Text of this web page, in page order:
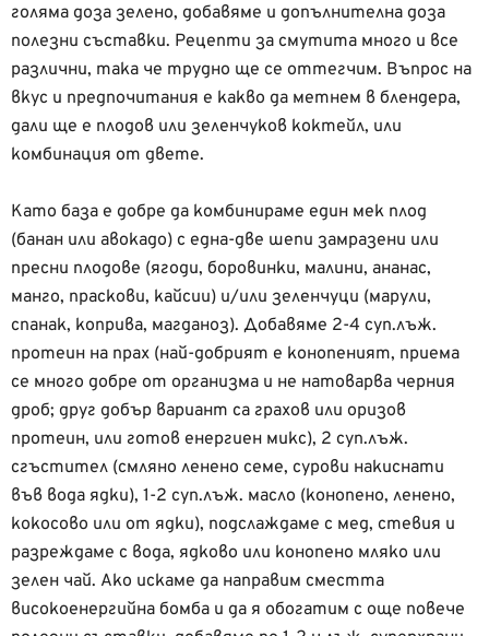
голяма доза зелено, добавяме и допълнителна доза
полезни съставки. Рецепти за смутита много и все
различни, така че трудно ще се оттегчим. Въпрос на
вкус и предпочитания е какво да метнем в блендера,
дали ще е плодов или зеленчуков коктейл, или
комбинация от двете.
Като база е добре да комбинираме един мек плод
(банан или авокадо) с една-две шепи замразени или
пресни плодове (ягоди, боровинки, малини, ананас,
манго, праскови, кайсии) и/или зеленчуци (марули,
спанак, коприва, магданоз). Добавяме 2-4 суп.лъж.
протеин на прах (най-добрият е конопеният, приема
се много добре от организма и не натоварва черния
дроб; друг добър вариант са грахов или оризов
протеин, или готов енергиен микс), 2 суп.лъж.
сгъстител (смляно ленено семе, сурови накиснати
във вода ядки), 1-2 суп.лъж. масло (конопено, ленено,
кокосово или от ядки), подслаждаме с мед, стевия и
разреждаме с вода, ядково или конопено мляко или
зелен чай. Ако искаме да направим сместта
високоенергийна бомба и да я обогатим с още повече